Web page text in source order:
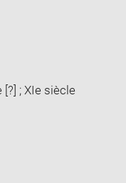
; XIe siècle